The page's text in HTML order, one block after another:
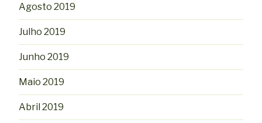
Agosto 2019
Julho 2019
Junho 2019
Maio 2019
Abril 2019